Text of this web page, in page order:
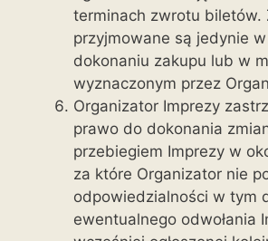
terminach zwrotu biletów.
przyjmowane są jedynie
dokonaniu zakupu lub w
wyznaczonym przez
Organizator Imprezy
prawo do dokonania
przebiegiem Imprezy w
za które Organizator nie
odpowiedzialności w tym
ewentualnego odwołania